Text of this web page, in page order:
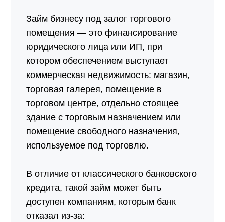
Займ бизнесу под залог торгового
помещения — это финансирование
юридического лица или ИП, при
котором обеспечением выступает
коммерческая недвижимость: магазин,
торговая галерея, помещение в
торговом центре, отдельно стоящее
здание с торговым назначением или
помещение свободного назначения,
используемое под торговлю.
В отличие от классического банковского
кредита, такой займ может быть
доступен компаниям, которым банк
отказал из-за: